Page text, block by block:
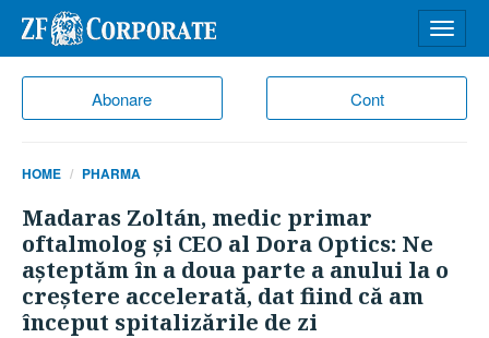
Abonare Cont
meniu
HOME PHARMA
Madaras Zoltán, medic primar
oftalmolog şi CEO al Dora Optics: Ne
aşteptăm în a doua parte a anului la o
creştere accelerată, dat fiind că am
început spitalizările de zi